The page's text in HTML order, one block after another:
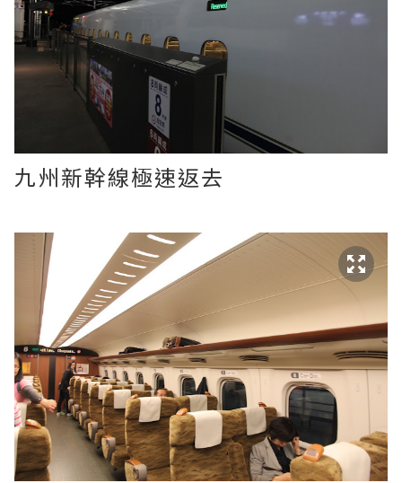
九州新幹線極速返去